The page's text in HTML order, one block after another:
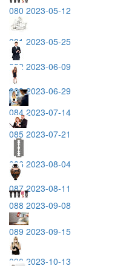
080 2023-05-12
081 2023-05-25
082 2023-06-09
083 2023-06-29
084 2023-07-14
085 2023-07-21
086 2023-08-04
087 2023-08-11
088 2023-09-08
089 2023-09-15
090 2023-10-13